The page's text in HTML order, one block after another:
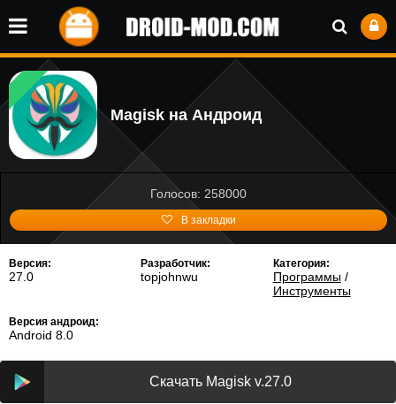
Magisk на Андроид
Голосов: 258000
В закладки
Версия:
27.0
Разработчик:
topjohnwu
Категория:
Программы/
Инструменты
Версия андроид:
Android 8.0
Скачать Magisk v.27.0